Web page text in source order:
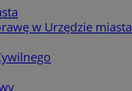
w Urzędzie miasta